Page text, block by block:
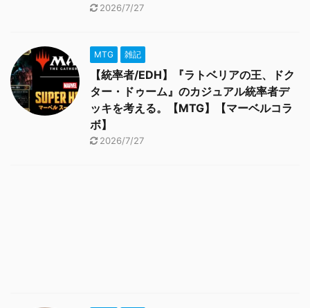
2026/7/27
MTG 雑記
【統率者/EDH】『ラトベリアの王、ドク
ター・ドゥーム』のカジュアル統率者デ
ッキを考える。【MTG】【マーベルコラ
ボ】
2026/7/27